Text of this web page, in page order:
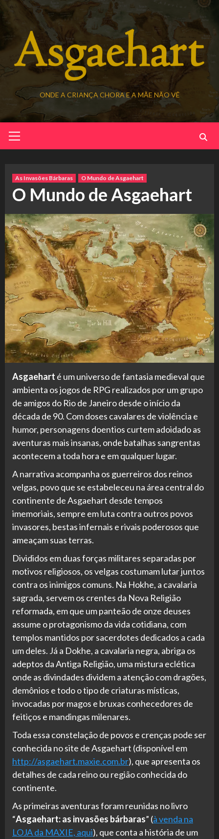
Skip
to
content
ONDE A CRIANÇA CHORA E A MÃE NÃO VÊ
Menu
As Invasões Bárbaras O Mundo de Asgaehart
O Mundo de Asgaehart
Asgaehart é um universo de fantasia medieval que
ambienta os jogos de RPG realizados por um grupo
de amigos do Rio de Janeiro desde o início da
década de 90. Com doses cavalares de violência e
humor, personagens doentios curtem adoidado as
aventuras mais insanas, onde batalhas sangrentas
acontecem a toda hora e em qualquer lugar.
A narrativa acompanha os guerreiros dos reinos
velgas, povo que se estabeleceu na área central do
continente de Asgaehart desde tempos
imemoriais, sempre em luta contra outros povos
invasores, bestas infernais e rivais poderosos que
ameaçam suas terras.
Divididos em duas forças militares separadas por
motivos religiosos, os velgas costumam lutar juntos
contra os inimigos comuns. Na Hokhe, a cavalaria
sagrada, servem os crentes da Nova Religião
reformada, em que um panteão de onze deuses
assume o protagonismo da vida cotidiana, com
templos mantidos por sacerdotes dedicados a cada
um deles. Já a Dokhe, a cavalaria negra, abriga os
adeptos da Antiga Religião, uma mistura eclética
onde as divindades dividem a atenção com dragões,
demônios e todo o tipo de criaturas místicas,
invocadas por magos e bruxas conhecedores de
feitiços e mandingas milenares.
Toda essa constelação de povos e crenças pode ser
conhecida no site de Asgaehart (disponível em
http://asgaehart.maxie.com.br), que apresenta os
detalhes de cada reino ou região conhecida do
continente.
As primeiras aventuras foram reunidas no livro
“Asgaehart: as invasões bárbaras” (à venda na
LOJA da MAXIE, aqui), que conta a história de um